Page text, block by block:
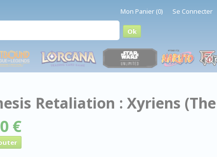
Mon Panier (0) Se Connecter
Retaliation : Xyriens
€